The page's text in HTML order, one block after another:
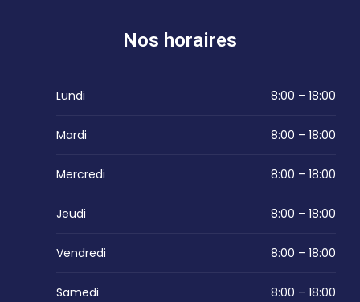
Nos horaires
Lundi 8:00 – 18:00
Mardi 8:00 – 18:00
Mercredi 8:00 – 18:00
Jeudi 8:00 – 18:00
Vendredi 8:00 – 18:00
Samedi 8:00 – 18:00